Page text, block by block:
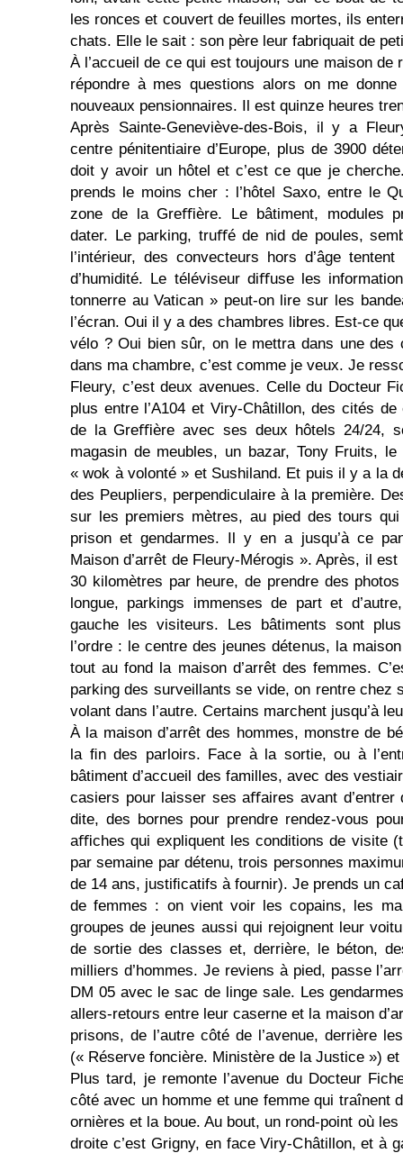
les ronces et couvert de feuilles mortes, ils
chats. Elle le sait : son père leur fabriquait de
À l’accueil de ce qui est toujours une maison de
répondre à mes questions alors on me
nouveaux pensionnaires. Il est quinze heures
Après Sainte-Geneviève-des-Bois, il y a
centre pénitentiaire d’Europe, plus de 3900
doit y avoir un hôtel et c’est ce que je
prends le moins cher : l’hôtel Saxo, entre le
zone de la Greﬃère. Le bâtiment, modules
dater. Le parking, truﬀé de nid de poules,
l’intérieur, des convecteurs hors d’âge
d’humidité. Le téléviseur diﬀuse les
tonnerre au Vatican » peut-on lire sur les
l’écran. Oui il y a des chambres libres. Est-ce
vélo ? Oui bien sûr, on le mettra dans une des
dans ma chambre, c’est comme je veux. Je
Fleury, c’est deux avenues. Celle du Docteur
plus entre l’A104 et Viry-Châtillon, des cités
de la Greﬃère avec ses deux hôtels 24/24,
magasin de meubles, un bazar, Tony Fruits,
« wok à volonté » et Sushiland. Et puis il y a la
des Peupliers, perpendiculaire à la première.
sur les premiers mètres, au pied des tours
prison et gendarmes. Il y en a jusqu’à ce
Maison d’arrêt de Fleury-Mérogis ». Après, il
30 kilomètres par heure, de prendre des
longue, parkings immenses de part et
gauche les visiteurs. Les bâtiments sont
l’ordre : le centre des jeunes détenus, la
tout au fond la maison d’arrêt des femmes.
parking des surveillants se vide, on rentre chez
volant dans l’autre. Certains marchent jusqu’à
À la maison d’arrêt des hommes, monstre de
la ﬁn des parloirs. Face à la sortie, ou à
bâtiment d’accueil des familles, avec des
casiers pour laisser ses aﬀaires avant d’entrer
dite, des bornes pour prendre rendez-vous
aﬃches qui expliquent les conditions de visite
par semaine par détenu, trois personnes
de 14 ans, justiﬁcatifs à fournir). Je prends un
de femmes : on vient voir les copains, les
groupes de jeunes aussi qui rejoignent leur
de sortie des classes et, derrière, le béton,
milliers d’hommes. Je reviens à pied, passe
DM 05 avec le sac de linge sale. Les
allers-retours entre leur caserne et la maison
prisons, de l’autre côté de l’ave­nue, derrière
(« Réserve foncière. Ministère de la Jus­tice »)
Plus tard, je remonte l’avenue du Docteur
côté avec un homme et une femme qui traînent
ornières et la boue. Au bout, un rond-point où
droite c’est Grigny, en face Viry-Châtillon, et à